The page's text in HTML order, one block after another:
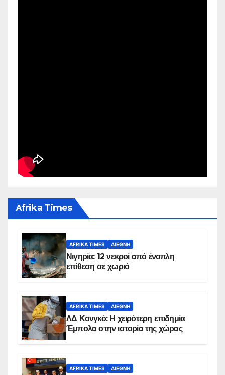
Αfrika Times
AFRIKA TIMES ΔΙΕΘΝΉ
Νιγηρία: 12 νεκροί από ένοπλη
επίθεση σε χωριό
AFRIKA TIMES ΔΙΕΘΝΉ
ΛΔ Κονγκό: Η χειρότερη επιδημία
Έμπολα στην ιστορία της χώρας
AFRIKA TIMES ΔΙΕΘΝΉ